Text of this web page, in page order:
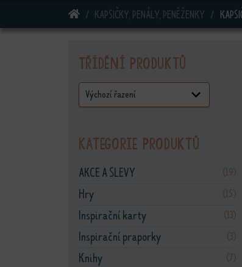
DOMŮKAPSIČKY, PENÁLY, PENĚŽENKY
Třídění produktů
Kategorie produktů
AKCE A SLEVY (19)
Hry (15)
Inspirační karty (13)
Inspirační praporky (3)
Knihy (7)